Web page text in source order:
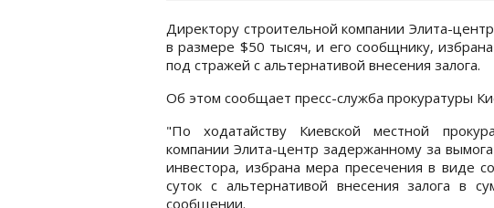
Директору строительной компании Элита-
в размере $50 тысяч, и его сообщнику,
под стражей с альтернативой внесения залога.
Об этом сообщает пресс-служба прокуратуры
"По ходатайству Киевской местной
компании Элита-центр задержанному за
инвестора, избрана мера пресечения в виде
суток с альтернативой внесения залога в
сообщении.